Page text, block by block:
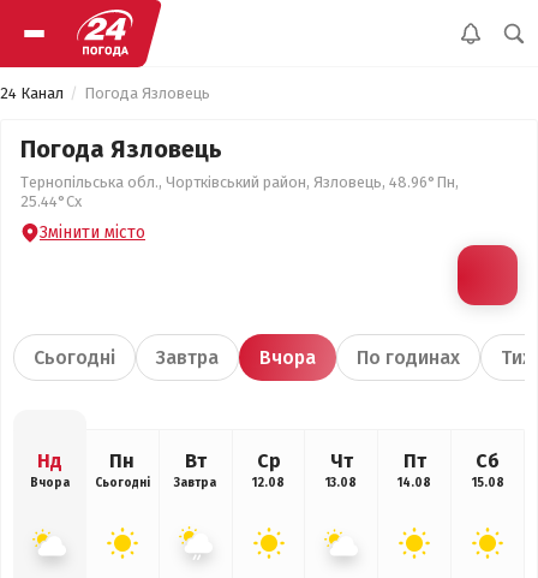
24 Канал Погода Язловець
Погода Язловець
Тернопільська обл., Чортківський район, Язловець, 48.96°Пн,
25.44°Сх
Змінити місто
Сьогодні Завтра Вчора По годинах
Нд
Вчора
Пн
Сьогодні
Вт
Завтра
Ср
12.08
Чт
13.08
Пт
14.08
Сб
15.08